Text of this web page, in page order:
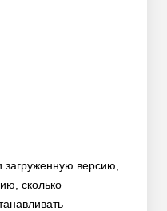
загруженную версию,
сколько